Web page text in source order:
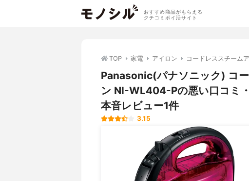
おすすめ商品がもらえる
クチコミポイ活サイト
TOP 家電 アイロン コードレススチーム
Panasonic(パナソニック) コ
ン NI-WL404-Pの悪い口コミ
本音レビュー1件
3.15